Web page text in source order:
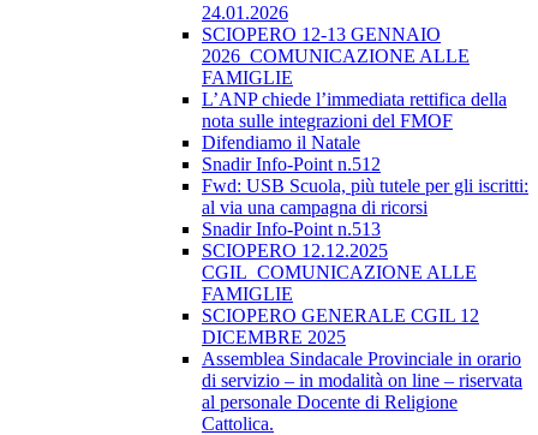
24.01.2026
SCIOPERO 12-13 GENNAIO
2026_COMUNICAZIONE ALLE
FAMIGLIE
L’ANP chiede l’immediata rettifica della
nota sulle integrazioni del FMOF
Difendiamo il Natale
Snadir Info-Point n.512
Fwd: USB Scuola, più tutele per gli iscritti:
al via una campagna di ricorsi
Snadir Info-Point n.513
SCIOPERO 12.12.2025
CGIL_COMUNICAZIONE ALLE
FAMIGLIE
SCIOPERO GENERALE CGIL 12
DICEMBRE 2025
Assemblea Sindacale Provinciale in orario
di servizio – in modalità on line – riservata
al personale Docente di Religione
Cattolica.